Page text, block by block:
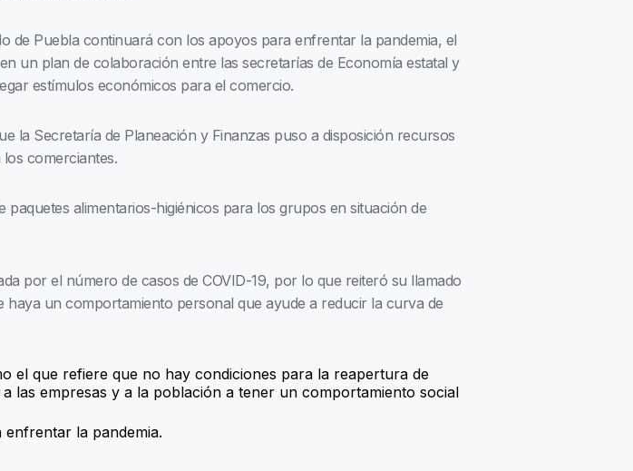
de Puebla continuará con los apoyos para enfrentar la pandemia, el
un plan de colaboración entre las secretarías de Economía estatal y
estímulos económicos para el comercio.
la Secretaría de Planeación y Finanzas puso a disposición recursos
comerciantes.
alimentarios-higiénicos para los grupos en situación de
por el número de casos de COVID-19, por lo que reiteró su llamado
un comportamiento personal que ayude a reducir la curva de
el que refiere que no hay condiciones para la reapertura de
las empresas y a la población a tener un comportamiento social
la pandemia.